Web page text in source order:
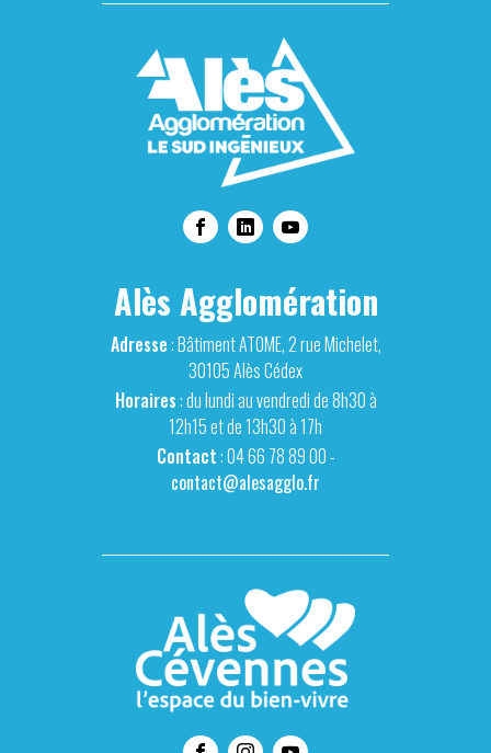
Alès Agglomération
Adresse: Bâtiment ATOME, 2 rue Michelet,
30105 Alès Cédex
Horaires: du lundi au vendredi de 8h30 à
12h15 et de 13h30 à 17h
Contact: 04 66 78 89 00 -
contact@alesagglo.fr